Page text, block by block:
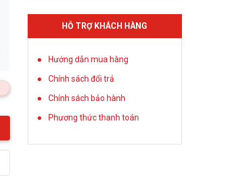
HỖ TRỢ KHÁCH HÀNG
Hướng dẫn mua hàng
Chính sách đổi trả
Chính sách bảo hành
Phương thức thanh toán